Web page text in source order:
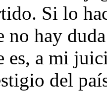
Si lo
no hay
es, a mi
del